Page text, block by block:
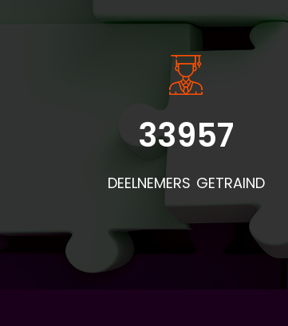
33957
DEELNEMERS GETRAIND